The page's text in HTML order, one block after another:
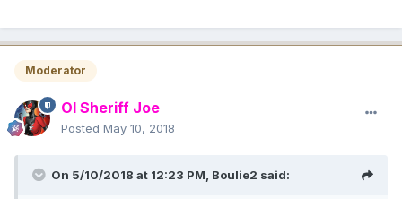
avec du Hc ou plutot defense avec du charme.
Moderator
Ol Sheriff Joe
Posted May 10, 2018
On 5/10/2018 at 12:23 PM, Boulie2 said: